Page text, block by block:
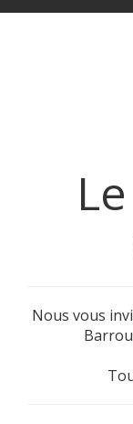
Nous vous